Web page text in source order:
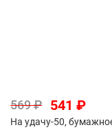
569 ₽ 541 ₽
На удачу-50,